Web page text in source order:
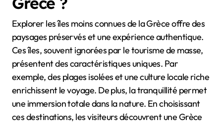
Explorer les îles moins connues de la Grèce offre des
paysages préservés et une expérience authentique.
Ces îles, souvent ignorées par le tourisme de masse,
présentent des caractéristiques uniques. Par
exemple, des plages isolées et une culture locale riche
enrichissent le voyage. De plus, la tranquillité permet
une immersion totale dans la nature. En choisissant
ces destinations, les visiteurs découvrent une Grèce